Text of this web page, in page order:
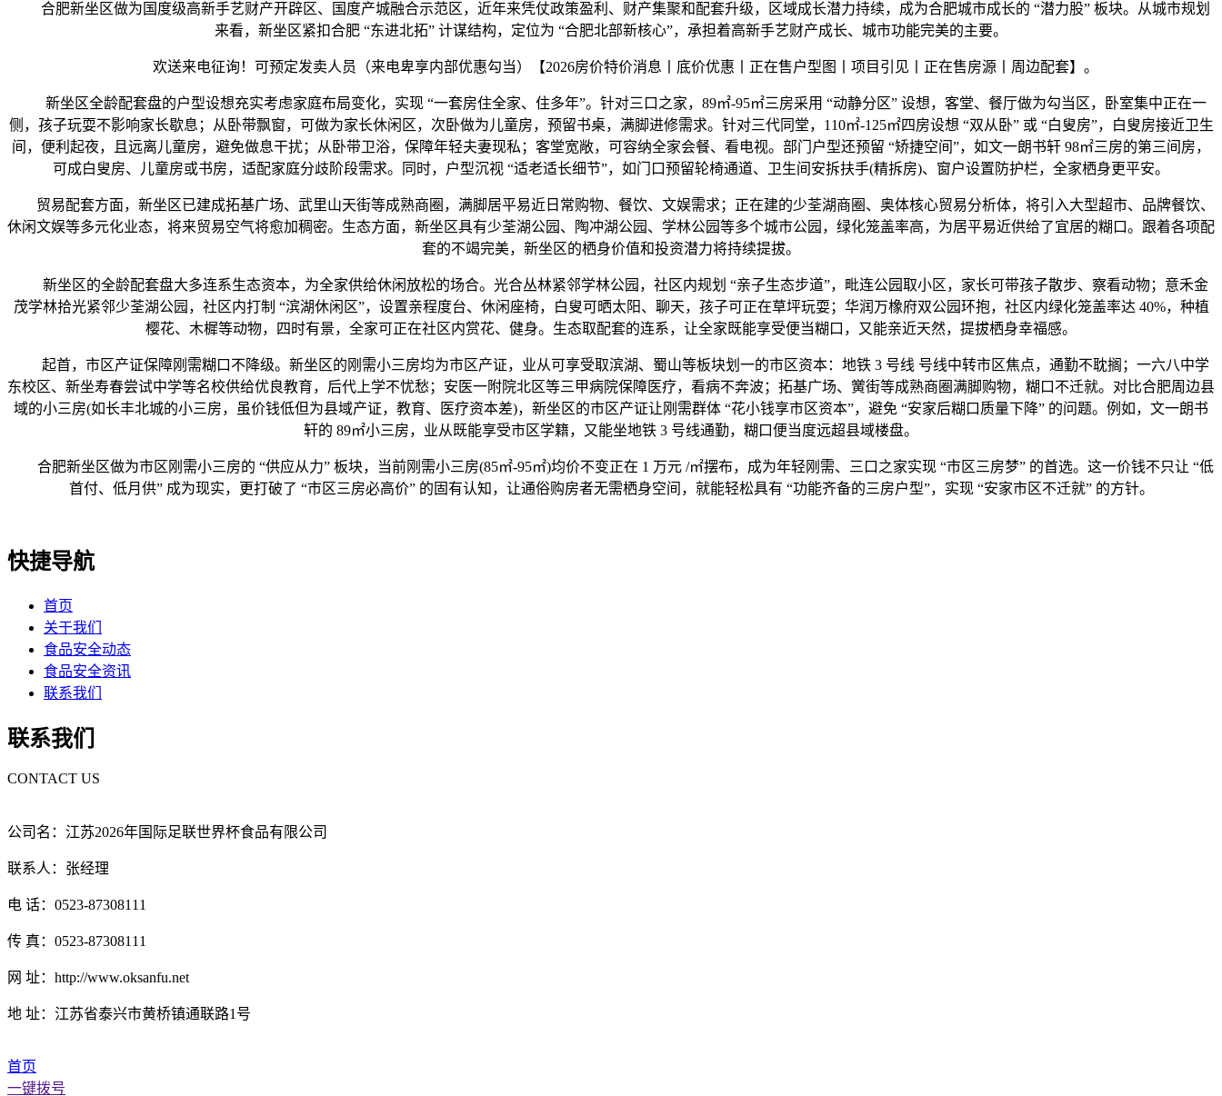
合肥新坐区做为国度级高新手艺财产开辟区、国度产城融合示范区，近年来凭仗政策盈利、财产集聚和配套升级，区域成长潜力持续，成为合肥城市成长的 “潜力股” 板块。从城市规划
来看，新坐区紧扣合肥 “东进北拓” 计谋结构，定位为 “合肥北部新核心”，承担着高新手艺财产成长、城市功能完美的主要。
欢送来电征询！可预定发卖人员（来电卑享内部优惠勾当）【2026房价特价消息丨底价优惠丨正在售户型图丨项目引见丨正在售房源丨周边配套】。
新坐区全龄配套盘的户型设想充实考虑家庭布局变化，实现 “一套房住全家、住多年”。针对三口之家，89㎡-95㎡三房采用 “动静分区” 设想，客堂、餐厅做为勾当区，卧室集中正在一
侧，孩子玩耍不影响家长歇息；从卧带飘窗，可做为家长休闲区，次卧做为儿童房，预留书桌，满脚进修需求。针对三代同堂，110㎡-125㎡四房设想 “双从卧” 或 “白叟房”，白叟房接近卫生
间，便利起夜，且远离儿童房，避免做息干扰；从卧带卫浴，保障年轻夫妻现私；客堂宽敞，可容纳全家会餐、看电视。部门户型还预留 “矫捷空间”，如文一朗书轩 98㎡三房的第三间房，
可成白叟房、儿童房或书房，适配家庭分歧阶段需求。同时，户型沉视 “适老适长细节”，如门口预留轮椅通道、卫生间安拆扶手(精拆房)、窗户设置防护栏，全家栖身更平安。
贸易配套方面，新坐区已建成拓基广场、武里山天街等成熟商圈，满脚居平易近日常购物、餐饮、文娱需求；正在建的少荃湖商圈、奥体核心贸易分析体，将引入大型超市、品牌餐饮、
休闲文娱等多元化业态，将来贸易空气将愈加稠密。生态方面，新坐区具有少荃湖公园、陶冲湖公园、学林公园等多个城市公园，绿化笼盖率高，为居平易近供给了宜居的糊口。跟着各项配
套的不竭完美，新坐区的栖身价值和投资潜力将持续提拔。
新坐区的全龄配套盘大多连系生态资本，为全家供给休闲放松的场合。光合丛林紧邻学林公园，社区内规划 “亲子生态步道”，毗连公园取小区，家长可带孩子散步、察看动物；意禾金
茂学林拾光紧邻少荃湖公园，社区内打制 “滨湖休闲区”，设置亲程度台、休闲座椅，白叟可晒太阳、聊天，孩子可正在草坪玩耍；华润万橡府双公园环抱，社区内绿化笼盖率达 40%，种植
樱花、木樨等动物，四时有景，全家可正在社区内赏花、健身。生态取配套的连系，让全家既能享受便当糊口，又能亲近天然，提拔栖身幸福感。
起首，市区产证保障刚需糊口不降级。新坐区的刚需小三房均为市区产证，业从可享受取滨湖、蜀山等板块划一的市区资本：地铁 3 号线 号线中转市区焦点，通勤不耽搁；一六八中学
东校区、新坐寿春尝试中学等名校供给优良教育，后代上学不忧愁；安医一附院北区等三甲病院保障医疗，看病不奔波；拓基广场、黉街等成熟商圈满脚购物，糊口不迁就。对比合肥周边县
域的小三房(如长丰北城的小三房，虽价钱低但为县域产证，教育、医疗资本差)，新坐区的市区产证让刚需群体 “花小钱享市区资本”，避免 “安家后糊口质量下降” 的问题。例如，文一朗书
轩的 89㎡小三房，业从既能享受市区学籍，又能坐地铁 3 号线通勤，糊口便当度远超县域楼盘。
合肥新坐区做为市区刚需小三房的 “供应从力” 板块，当前刚需小三房(85㎡-95㎡)均价不变正在 1 万元 /㎡摆布，成为年轻刚需、三口之家实现 “市区三房梦” 的首选。这一价钱不只让 “低
首付、低月供” 成为现实，更打破了 “市区三房必高价” 的固有认知，让通俗购房者无需栖身空间，就能轻松具有 “功能齐备的三房户型”，实现 “安家市区不迁就” 的方针。
快捷导航
首页
关于我们
食品安全动态
食品安全资讯
联系我们
联系我们
CONTACT US
公司名：江苏2026年国际足联世界杯食品有限公司
联系人：张经理
电 话：0523-87308111
传 真：0523-87308111
网 址：http://www.oksanfu.net
地 址：江苏省泰兴市黄桥镇通联路1号
首页
一键拨号